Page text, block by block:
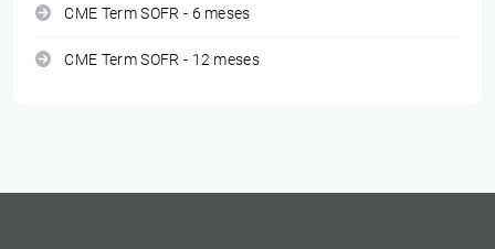
CME Term SOFR - 6 meses
CME Term SOFR - 12 meses